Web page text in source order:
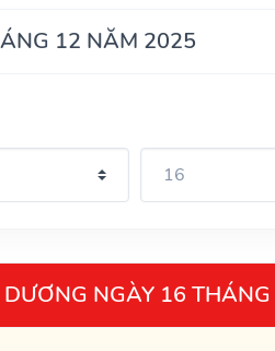
12 NĂM 2025
NGÀY 16